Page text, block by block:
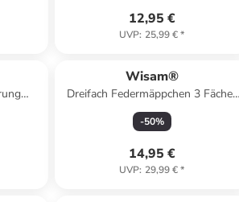
12,95 €
UVP: 25,99 €*
Wisam®
Dreifach Federmäppchen 3 Fächer
Federmappe mit Reißverschluss
-50%
14,95 €
UVP: 29,99 €*